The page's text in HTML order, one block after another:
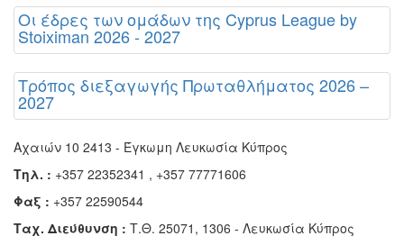
Οι έδρες των ομάδων της Cyprus League by
Stoiximan 2026 - 2027
Τρόπος διεξαγωγής Πρωταθλήματος 2026 –
2027
Αχαιών 10 2413 - Έγκωμη Λευκωσία Κύπρος
Τηλ. : +357 22352341 , +357 77771606
Φαξ : +357 22590544
Ταχ. Διεύθυνση : Τ.Θ. 25071, 1306 - Λευκωσία Κύπρος